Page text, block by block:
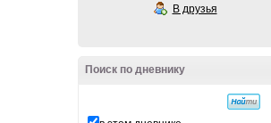
В друзья
Поиск по дневнику